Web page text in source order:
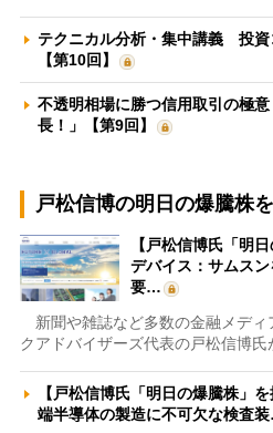
テクニカル分析・集中講義 投資
【第10回】
不透明相場に勝つ信用取引の極
長！」【第9回】
戸松信博の明日の爆騰株
【戸松信博氏「明
デバイス：サムス
要…
新聞や雑誌など多数の金融メディ
クアドバイザーズ代表の戸松信博氏
【戸松信博氏「明日の爆騰株」
端半導体の製造に不可欠な検査